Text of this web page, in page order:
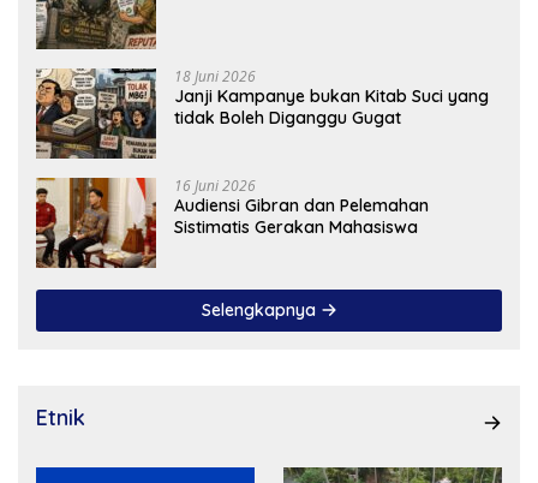
18 Juni 2026
Janji Kampanye bukan Kitab Suci yang
tidak Boleh Diganggu Gugat
16 Juni 2026
Audiensi Gibran dan Pelemahan
Sistimatis Gerakan Mahasiswa
Selengkapnya
Etnik